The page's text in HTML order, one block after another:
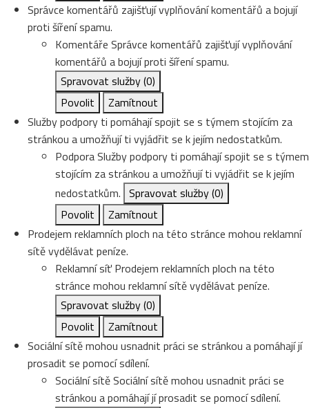
Správce komentářů zajišťují vyplňování komentářů a bojují
proti šíření spamu.
Komentáře Správce komentářů zajišťují vyplňování
komentářů a bojují proti šíření spamu.
Spravovat služby(0)
Povolit
Zamítnout
Služby podpory ti pomáhají spojit se s týmem stojícím za
stránkou a umožňují ti vyjádřit se k jejím nedostatkům.
PodporaSlužby podpory ti pomáhají spojit se s týmem
stojícím za stránkou a umožňují ti vyjádřit se k jejím
nedostatkům. Spravovat služby(0)
Povolit
Zamítnout
Prodejem reklamních ploch na této stránce mohou reklamní
sítě vydělávat peníze.
Reklamní síť Prodejem reklamních ploch na této
stránce mohou reklamní sítě vydělávat peníze.
Spravovat služby(0)
Povolit
Zamítnout
Sociální sítě mohou usnadnit práci se stránkou a pomáhají jí
prosadit se pomocí sdílení.
Sociální sítěSociální sítě mohou usnadnit práci se
stránkou a pomáhají jí prosadit se pomocí sdílení.